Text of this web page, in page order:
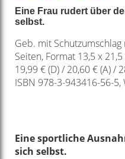
Eine Frau rudert über
selbst.
Geb. mit
Seiten, Format 13,5 x
19,99 € (D) / 20,60 € (A) /
ISBN 978-3-943416-56-5,
Eine sportliche
sich selbst.